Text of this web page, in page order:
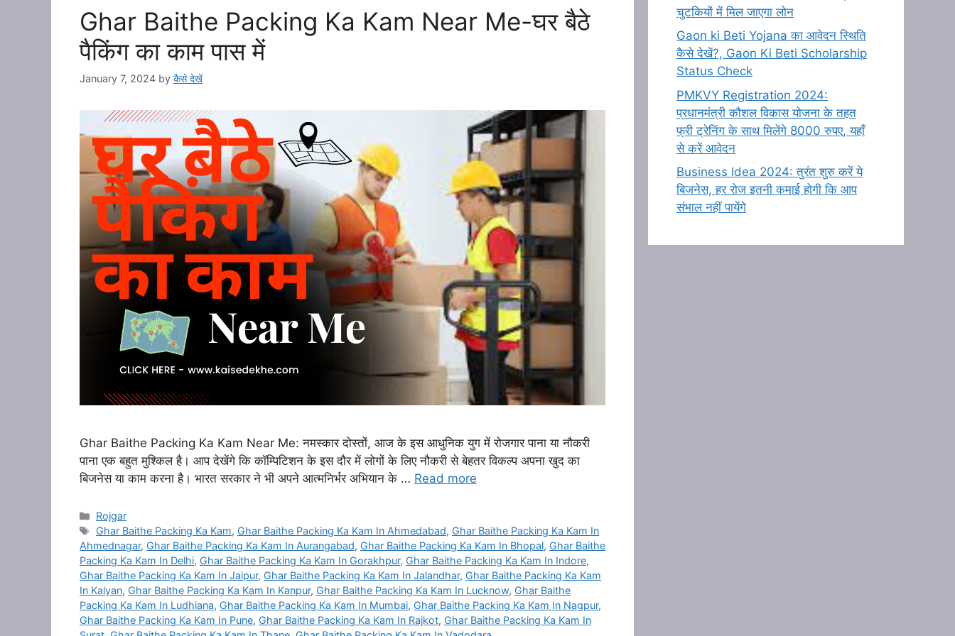
Ghar Baithe Packing Ka Kam Near Me-घर बैठे
पैकिंग का काम पास में
January 7, 2024 by कैसे देखें
Ghar Baithe Packing Ka Kam Near Me: नमस्कार दोस्तों, आज के इस आधुनिक युग में रोजगार पाना या नौकरी
पाना एक बहुत मुश्किल है। आप देखेंगे कि कॉम्पिटिशन के इस दौर में लोगों के लिए नौकरी से बेहतर विकल्प अपना खुद का
बिजनेस या काम करना है। भारत सरकार ने भी अपने आत्मनिर्भर अभियान के … Read more
Categories
Rojgar
Tags
Ghar Baithe Packing Ka Kam, Ghar Baithe Packing Ka Kam In Ahmedabad, Ghar Baithe Packing Ka Kam In
Ahmednagar, Ghar Baithe Packing Ka Kam In Aurangabad, Ghar Baithe Packing Ka Kam In Bhopal, Ghar Baithe
Packing Ka Kam In Delhi, Ghar Baithe Packing Ka Kam In Gorakhpur, Ghar Baithe Packing Ka Kam In Indore,
Ghar Baithe Packing Ka Kam In Jaipur, Ghar Baithe Packing Ka Kam In Jalandhar, Ghar Baithe Packing Ka Kam
In Kalyan, Ghar Baithe Packing Ka Kam In Kanpur, Ghar Baithe Packing Ka Kam In Lucknow, Ghar Baithe
Packing Ka Kam In Ludhiana, Ghar Baithe Packing Ka Kam In Mumbai, Ghar Baithe Packing Ka Kam In Nagpur,
Ghar Baithe Packing Ka Kam In Pune, Ghar Baithe Packing Ka Kam In Rajkot, Ghar Baithe Packing Ka Kam In
चुटकियों में मिल जाएगा लोन
Gaon ki Beti Yojana का आवेदन स्थिति
कैसे देखें?, Gaon Ki Beti Scholarship
Status Check
PMKVY Registration 2024:
प्रधानमंत्री कौशल विकास योजना के तहत
फ्री ट्रेनिंग के साथ मिलेंगे 8000 रुपए, यहाँ
से करें आवेदन
Business Idea 2024: तुरंत शुरु करें ये
बिजनेस, हर रोज इतनी कमाई होगी कि आप
संभाल नहीं पायेंगे